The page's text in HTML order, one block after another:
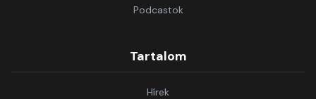
Podcastok
Tartalom
Hírek